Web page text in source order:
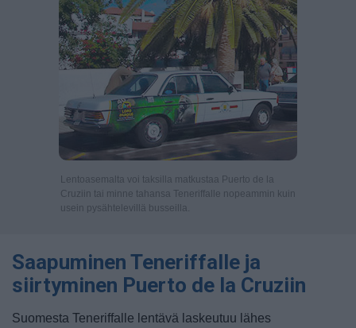
Lentoasemalta voi taksilla matkustaa Puerto de la
Cruziin tai minne tahansa Teneriffalle nopeammin kuin
usein pysähtelevillä busseilla.
Saapuminen Teneriffalle ja
siirtyminen Puerto de la Cruziin
Suomesta Teneriffalle lentävä laskeutuu lähes